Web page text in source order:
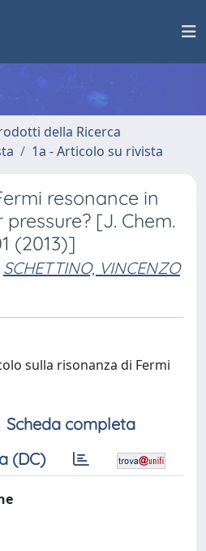
della Ricerca
1a - Articolo su rivista
resonance in
[J. Chem.
(2013)]
SCHETTINO, VINCENZO
sulla risonanza di Fermi
Scheda completa
(DC)